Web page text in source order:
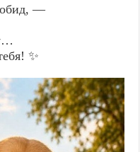
обид, —
✨